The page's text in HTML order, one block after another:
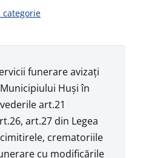
categorie
funerare avizaţi
Huşi în
art.21
art.27 din Legea
crematoriile
cu modificările